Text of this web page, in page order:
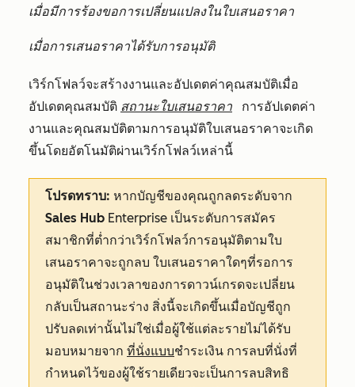
เมื่อมีการร้องขอการเปลี่ยนแปลงในใบเสนอราคา
เมื่อการเสนอราคาได้รับการอนุมัติ
เวิร์กโฟลว์จะสร้างงานและอัปเดตค่าคุณสมบัติเมื่อ
อัปเดตคุณสมบัติ สถานะใบเสนอราคา
การอัปเดตค่า
งานและคุณสมบัติตามการอนุมัติใบเสนอราคาจะเกิด
ขึ้นโดยอัตโนมัติผ่านเวิร์กโฟลว์เหล่านี้
โปรดทราบ: หากบัญชีของคุณถูกลดระดับจาก
Sales Hub Enterprise เป็นระดับการสมัคร
สมาชิกที่ต่ำกว่าเวิร์กโฟลว์การอนุมัติตามใบ
เสนอราคาจะถูกลบ ใบเสนอราคาใดๆที่รอการ
อนุมัติในช่วงเวลาของการดาวน์เกรดจะเปลี่ยน
กลับเป็นสถานะร่าง สิ่งนี้จะเกิดขึ้นเมื่อบัญชีถูก
ปรับลดเท่านั้นไม่ใช่เมื่อผู้ใช้แต่ละรายไม่ได้รับ
มอบหมายจาก ที่นั่งแบบชำระเงิน การลบที่นั่งที่
กำหนดไว้ของผู้ใช้รายเดียวจะเป็นการลบสิทธิ